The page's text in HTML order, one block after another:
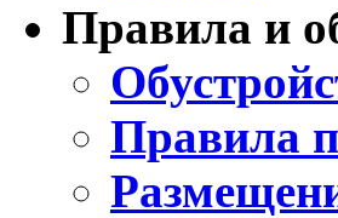
Правила и
Правила